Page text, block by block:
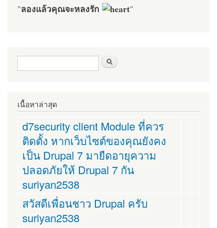
"ลองแล้วคุณจะหลงรัก "
ฟอร์มค้นหา
เนื้อหาล่าสุด
d7security client Module ที่ควร
ติดตั้ง หากเว็บไซต์ของคุณยังคง
เป็น Drupal 7 มายืดอายุความ
ปลอดภัยให้ Drupal 7 กัน
suriyan2538
สวัสดีเพื่อนชาว Drupal ครับ
suriyan2538